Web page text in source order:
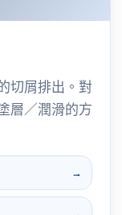
切屑排出。對
層／潤滑的方